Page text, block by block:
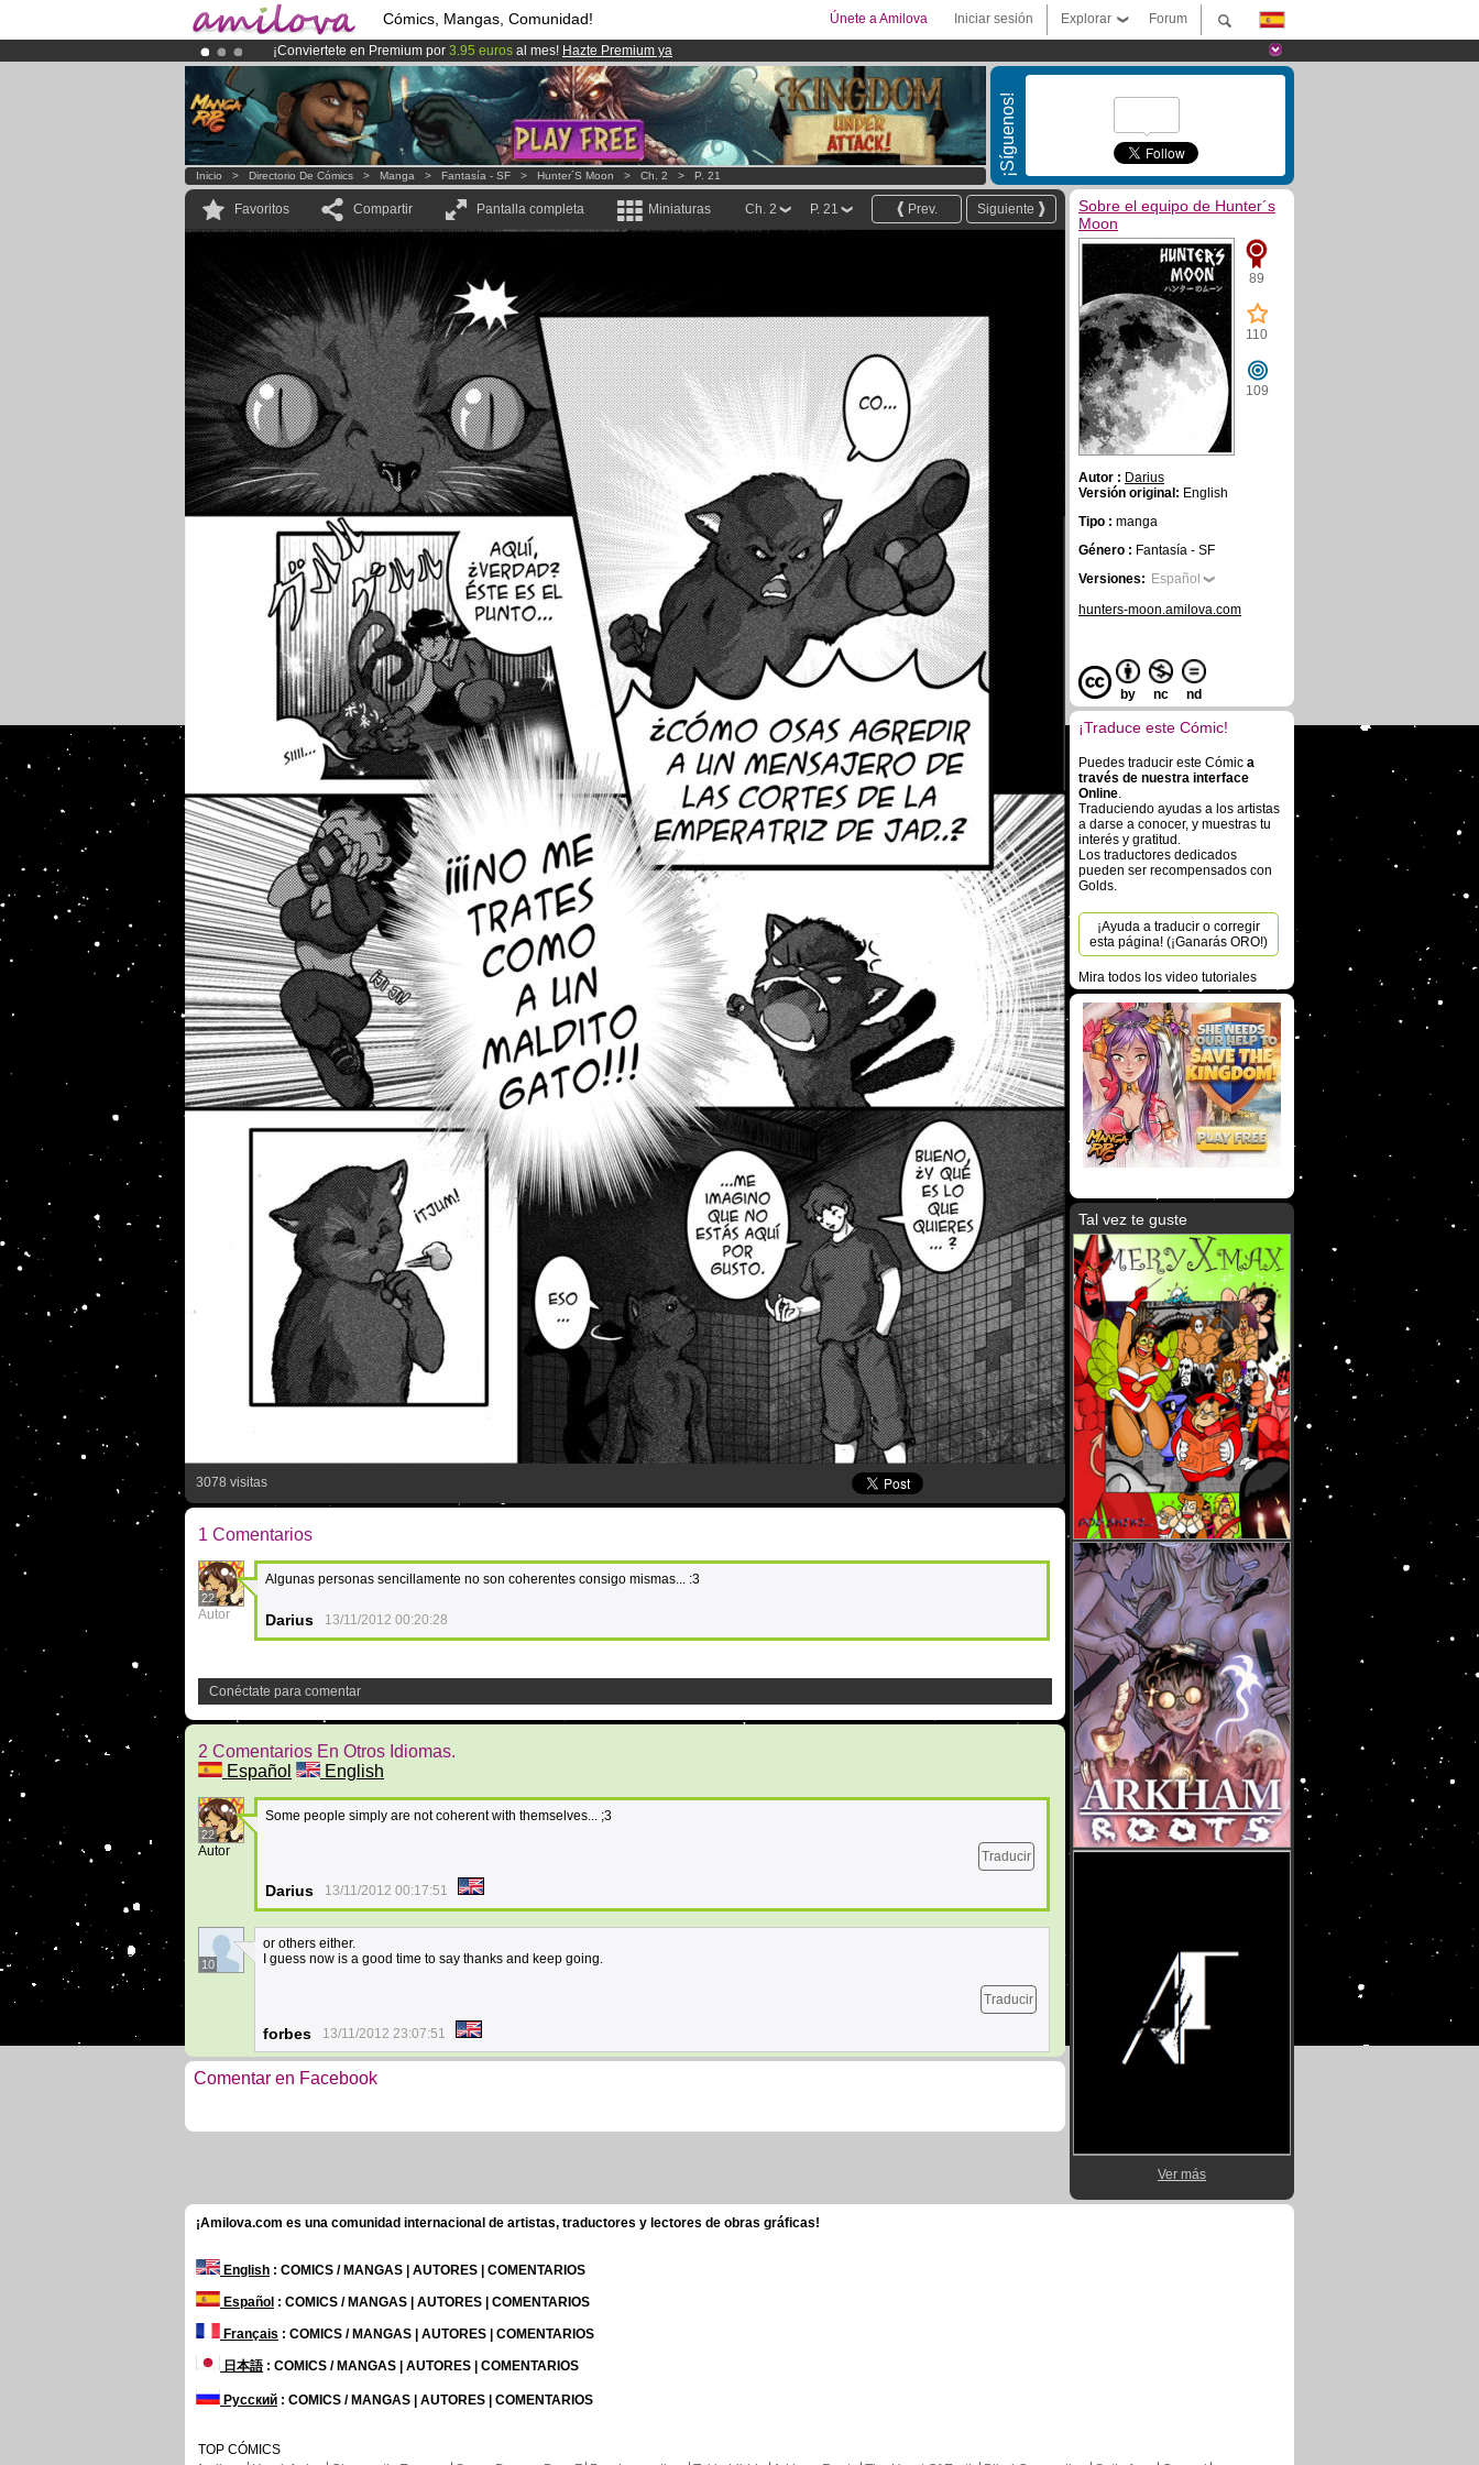
Cómics, Mangas, Comunidad! Forum
Explorar
Iniciar sesión
Únete a Amilova
¡Conviertete en Premium por 3.95 euros al mes! Hazte Premium ya
¡El Kickstarter Amilova está desormado lanzado!.
¡Ya tenemos 100000miembrosy 1000 Cómics y Mangas!.
¡Síguenos!
Inicio > Directorio De Cómics > Manga > Fantasía - SF > Hunter´s Moon > Ch. 2 > P. 21
Favoritos Compartir Pantalla completa Miniaturas Siguiente
Prev.
P. 21
Ch. 2
3078 visitas
1 Comentarios
22
Autor
Algunas personas sencillamente no son coherentes consigo mismas... :3
Darius 13/11/2012 00:20:28
Conéctate para comentar
2 Comentarios En Otros Idiomas.
Español
English
22
Autor
Some people simply are not coherent with themselves... ;3
Traducir
Darius 13/11/2012 00:17:51
10
or others either.
I guess now is a good time to say thanks and keep going.
Traducir
forbes 13/11/2012 23:07:51
Comentar en Facebook
Sobre el equipo de Hunter´s
Moon
89
110
109
Autor : Darius
Versión original: English
Tipo : manga
Género : Fantasía - SF
Versiones: Español
hunters-moon.amilova.com
by nc nd
¡Traduce este Cómic!
Puedes traducir este Cómic a
través de nuestra interface
Online.
Traduciendo ayudas a los artistas
a darse a conocer, y muestras tu
interés y gratitud.
Los traductores dedicados
pueden ser recompensados con
Golds.
¡Ayuda a traducir o corregir
esta página! (¡Ganarás ORO!)
Mira todos los video tutoriales
Tal vez te guste
Ver más
¡Amilova.com es una comunidad internacional de artistas, traductores y lectores de obras gráficas!
English : COMICS / MANGAS | AUTORES | COMENTARIOS
Español : COMICS / MANGAS | AUTORES | COMENTARIOS
Français : COMICS / MANGAS | AUTORES | COMENTARIOS
日本語: COMICS / MANGAS | AUTORES | COMENTARIOS
Русский : COMICS / MANGAS | AUTORES | COMENTARIOS
TOP CÓMICS